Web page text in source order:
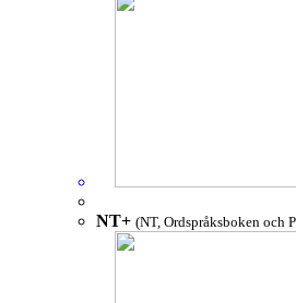
NT+ (NT, Ordspråksboken och